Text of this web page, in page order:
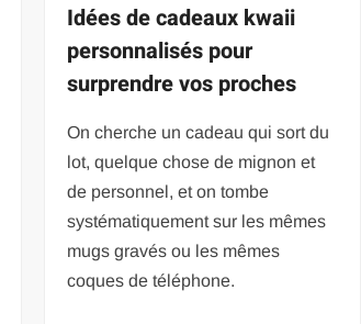
Idées de cadeaux kwaii
personnalisés pour
surprendre vos proches
On cherche un cadeau qui sort du
lot, quelque chose de mignon et
de personnel, et on tombe
systématiquement sur les mêmes
mugs gravés ou les mêmes
coques de téléphone.